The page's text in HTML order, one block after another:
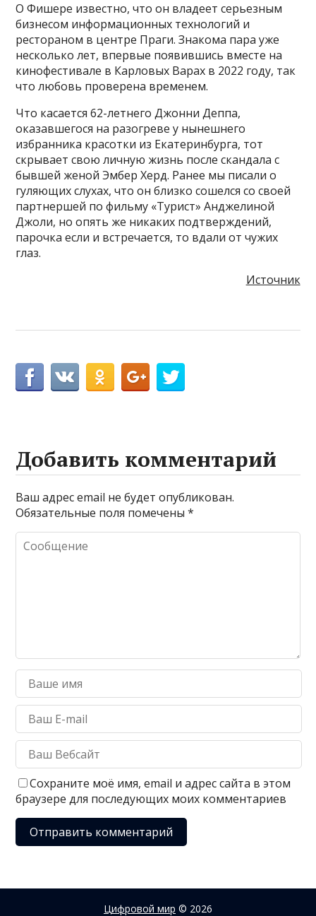
О Фишере известно, что он владеет серьезным
бизнесом информационных технологий и
рестораном в центре Праги. Знакома пара уже
несколько лет, впервые появившись вместе на
кинофестивале в Карловых Варах в 2022 году, так
что любовь проверена временем.
Что касается 62-летнего Джонни Деппа,
оказавшегося на разогреве у нынешнего
избранника красотки из Екатеринбурга, тот
скрывает свою личную жизнь после скандала с
бывшей женой Эмбер Херд. Ранее мы писали о
гуляющих слухах, что он близко сошелся со своей
партнершей по фильму «Турист» Анджелиной
Джоли, но опять же никаких подтверждений,
парочка если и встречается, то вдали от чужих
глаз.
Источник
Добавить комментарий
Ваш адрес email не будет опубликован.
Обязательные поля помечены*
Сохраните моё имя, email и адрес сайта в этом
браузере для последующих моих комментариев
Цифровой мир © 2026